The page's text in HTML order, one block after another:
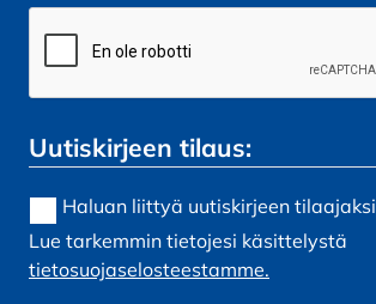
Uutiskirjeen tilaus:
Haluan liittyä uutiskirjeen tilaajaksi
Lue tarkemmin tietojesi käsittelystä
tietosuojaselosteestamme.